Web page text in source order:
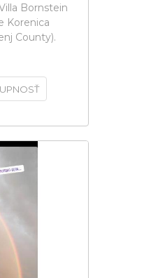
Bornstein
Korenica
County).